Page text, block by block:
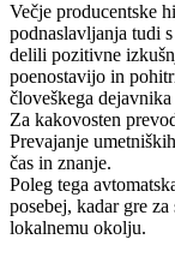
Večje producentske
podnaslavljanja tudi
delili pozitivne
poenostavijo in
človeškega
Za kakovosten
Prevajanje
čas in znanje.
Poleg tega
posebej, kadar gre
lokalnemu okolju.